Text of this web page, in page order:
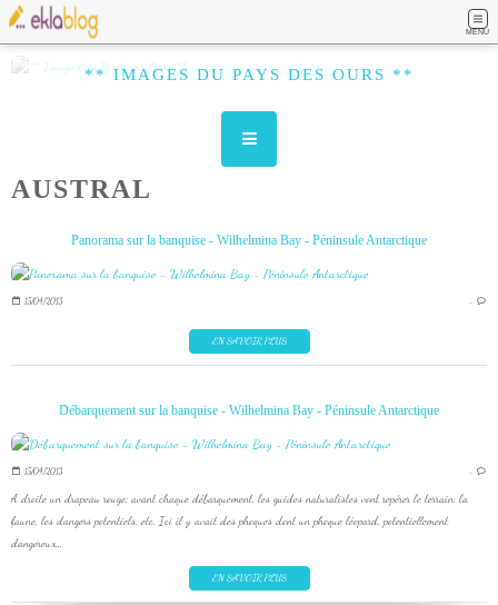
MENU
** IMAGES DU PAYS DES OURS **
AUSTRAL
Panorama sur la banquise - Wilhelmina Bay - Péninsule Antarctique
15/04/2013 …
EN SAVOIR PLUS
Débarquement sur la banquise - Wilhelmina Bay - Péninsule Antarctique
15/04/2013 …
A droite un drapeau rouge: avant chaque débarquement, les guides naturalistes vont repérer le terrain, la
faune, les dangers potentiels, etc. Ici il y avait des phoques dont un phoque léopard, potentiellement
dangereux...
EN SAVOIR PLUS